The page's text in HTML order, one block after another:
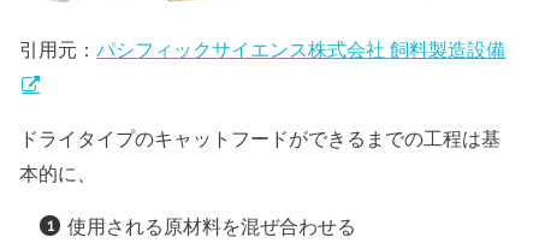
引用元：パシフィックサイエンス株式会社 飼料製造設備
ドライタイプのキャットフードができるまでの工程は基
本的に、
使用される原材料を混ぜ合わせる